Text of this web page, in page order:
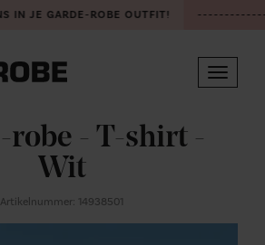
IN JE GARDE-ROBE OUTFIT!
Toggle
robe - T-shirt -
Wit
Artikelnummer: 14938501